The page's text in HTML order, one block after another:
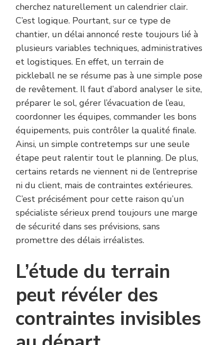
cherchez naturellement un calendrier clair.
C’est logique. Pourtant, sur ce type de
chantier, un délai annoncé reste toujours lié à
plusieurs variables techniques, administratives
et logistiques. En effet, un terrain de
pickleball ne se résume pas à une simple pose
de revêtement. Il faut d’abord analyser le site,
préparer le sol, gérer l’évacuation de l’eau,
coordonner les équipes, commander les bons
équipements, puis contrôler la qualité finale.
Ainsi, un simple contretemps sur une seule
étape peut ralentir tout le planning. De plus,
certains retards ne viennent ni de l’entreprise
ni du client, mais de contraintes extérieures.
C’est précisément pour cette raison qu’un
spécialiste sérieux prend toujours une marge
de sécurité dans ses prévisions, sans
promettre des délais irréalistes.
L’étude du terrain
peut révéler des
contraintes invisibles